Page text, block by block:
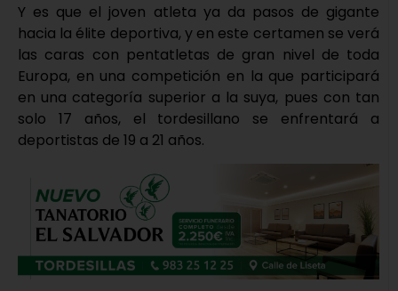
Y es que el joven atleta ya da pasos de gigante
hacia la élite deportiva, y en este certamen se verá
las caras con pentatletas de gran nivel de toda
Europa, en una competición en la que participará
en una categoría superior a la suya, pues con tan
solo 17 años, el tordesillano se enfrentará a
deportistas de 19 a 21 años.